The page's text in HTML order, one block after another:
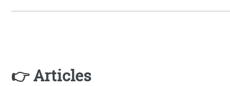
👉 Articles